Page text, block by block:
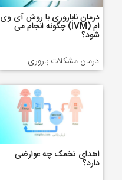
درمان ناباروری با روش آی وی
ام (IVM) چگونه انجام می
شود؟
درمان مشکلات باروری
اهدای تخمک چه عوارضی
دارد؟